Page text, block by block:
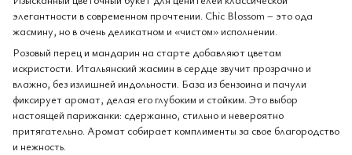
элегантности в современном прочтении. Chic Blossom – это ода
жасмину, но в очень деликатном и «чистом» исполнении.
Розовый перец и мандарин на старте добавляют цветам
искристости. Итальянский жасмин в сердце звучит прозрачно и
влажно, без излишней индольности. База из бензоина и пачули
фиксирует аромат, делая его глубоким и стойким. Это выбор
настоящей парижанки: сдержанно, стильно и невероятно
притягательно. Аромат собирает комплименты за свое благородство
и нежность.